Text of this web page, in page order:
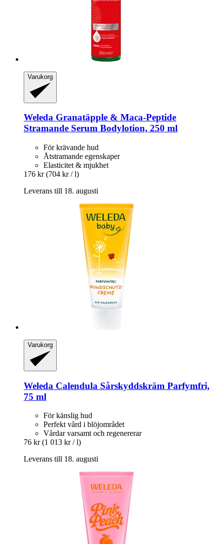
Varukorg
Weleda Granatäpple & Maca-​Peptide
Stramande Serum Bodylotion, 250 ml
För krävande hud
Åtstramande egenskaper
Elasticitet & mjukhet
176 kr (704 kr / l)
Leverans till 18. augusti
Varukorg
Weleda Calendula Sårskyddskräm Parfymfri,
75 ml
För känslig hud
Perfekt vård i blöjområdet
Vårdar varsamt och regenererar
76 kr (1 013 kr / l)
Leverans till 18. augusti